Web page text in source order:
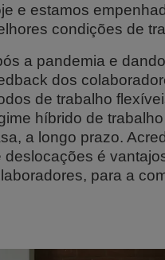
e estamos
condições de
a pandemia e
dos
de trabalho
híbrido de
a longo prazo.
deslocações é
para a